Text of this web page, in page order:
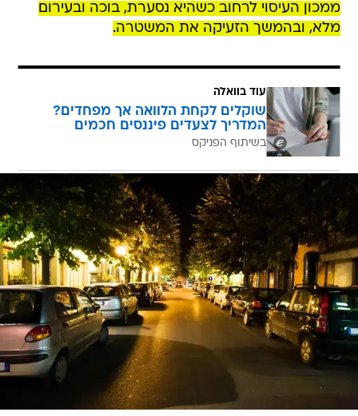
ממכון העיסוי לרחוב כשהיא נסערת, בוכה ובעירום
מלא, ובהמשך הזעיקה את המשטרה.
עוד בוואלה
שוקלים לקחת הלוואה אך מפחדים?
המדריך לצעדים פיננסים חכמים
בשיתוף הפניקס